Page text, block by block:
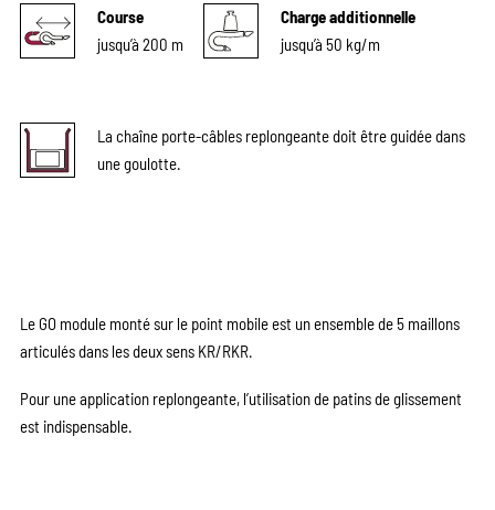
Course
jusqu’à 200 m
Charge additionnelle
jusqu’à 50 kg/m
La chaîne porte-câbles replongeante doit être guidée dans
une goulotte.
Le GO module monté sur le point mobile est un ensemble de 5 maillons
articulés dans les deux sens KR/RKR.
Pour une application replongeante, l’utilisation de patins de glissement
est indispensable.